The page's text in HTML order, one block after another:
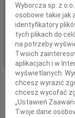
IMIĘ I NAZWISKO:
REGION:
DATA EMISJI:
Wyborcza sp. z
osobowe takie jak
identyfikatory
tych plikach do
na potrzeby
Twoich
aplikacjach i w
wyświetlanych.
chcesz wyrazić
chcesz wycofać
„Ustawień
Twoje dane